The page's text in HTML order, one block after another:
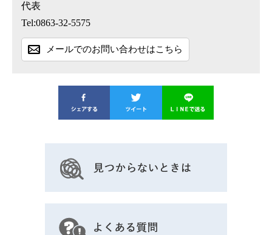
代表
Tel:0863-32-5575
メールでのお問い合わせはこちら